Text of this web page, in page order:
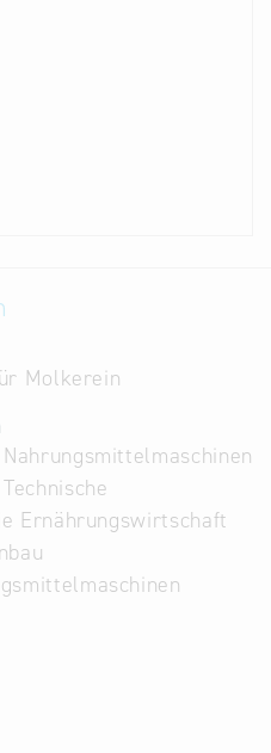
Molkerein
Ernährungswirtschaft